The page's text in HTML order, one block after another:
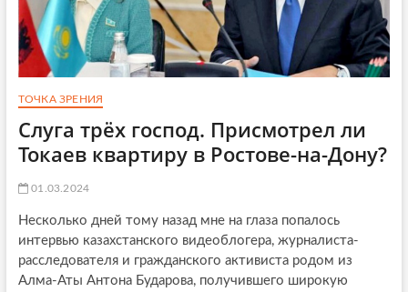
ТОЧКА ЗРЕНИЯ
Слуга трёх господ. Присмотрел ли
Токаев квартиру в Ростове-на-Дону?
01.03.2024
Несколько дней тому назад мне на глаза попалось
интервью казахстанского видеоблогера, журналиста-
расследователя и гражданского активиста родом из
Алма-Аты Антона Бударова, получившего широкую